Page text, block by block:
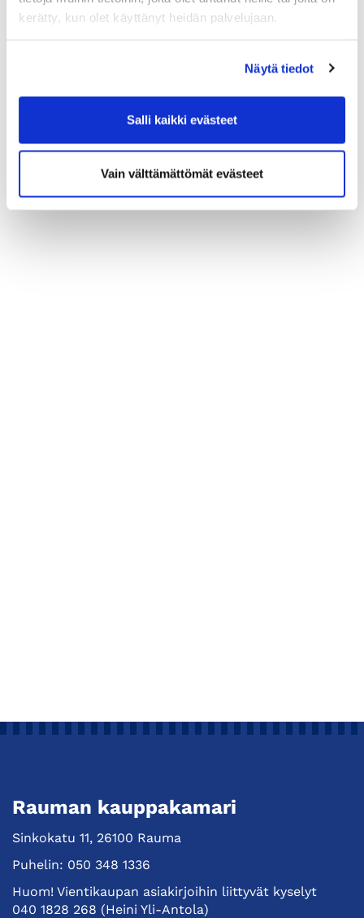
kerätty, kun olet käyttänyt heidän palvelujaan.
Näytä tiedot
Salli kaikki evästeet
Vain välttämättömät evästeet
Rauman kauppakamari
Sinkokatu 11, 26100 Rauma
Puhelin: 050 348 1336
Huom! Vientikaupan asiakirjoihin liittyvät kyselyt
040 1828 268 (Heini Yli-Antola)